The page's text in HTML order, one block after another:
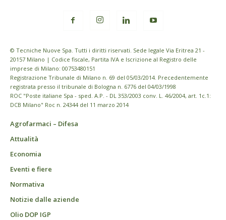
© Tecniche Nuove Spa. Tutti i diritti riservati. Sede legale Via Eritrea 21 -
20157 Milano | Codice fiscale, Partita IVA e Iscrizione al Registro delle
imprese di Milano: 00753480151
Registrazione Tribunale di Milano n. 69 del 05/03/2014. Precedentemente
registrata presso il tribunale di Bologna n. 6776 del 04/03/1998
ROC "Poste italiane Spa - sped. A.P. - DL 353/2003 conv. L. 46/2004, art. 1c.1:
DCB Milano" Roc n. 24344 del 11 marzo 2014
Agrofarmaci – Difesa
Attualità
Economia
Eventi e fiere
Normativa
Notizie dalle aziende
Olio DOP IGP